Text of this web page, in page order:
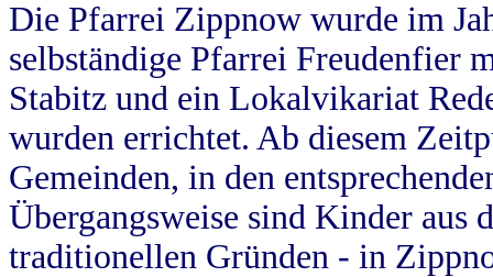
Die Pfarrei Zippnow wurde im
selbständige Pfarrei Freudenfier
Stabitz und ein Lokalvikariat
wurden errichtet. Ab diesem
Gemeinden, in den
Übergangsweise sind Kinder aus
traditionellen Gründen - in